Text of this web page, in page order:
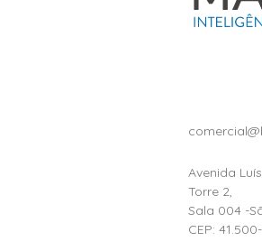
Avenida
Torre 2,
Sala 004 -
CEP: